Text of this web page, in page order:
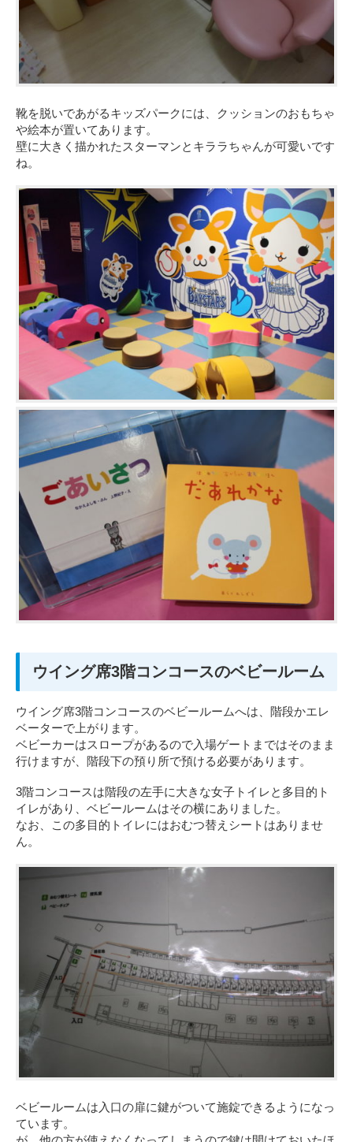
靴を脱いであがるキッズパークには、クッションのおもちゃ
や絵本が置いてあります。
壁に大きく描かれたスターマンとキララちゃんが可愛いです
ね。
ウイング席3階コンコースのベビールーム
ウイング席3階コンコースのベビールームへは、階段かエレ
ベーターで上がります。
ベビーカーはスロープがあるので入場ゲートまではそのまま
行けますが、階段下の預り所で預ける必要があります。
3階コンコースは階段の左手に大きな女子トイレと多目的ト
イレがあり、ベビールームはその横にありました。
なお、この多目的トイレにはおむつ替えシートはありませ
ん。
ベビールームは入口の扉に鍵がついて施錠できるようになっ
ています。